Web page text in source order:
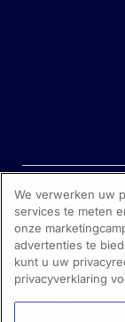
We verwerken uw
services te meten
onze
advertenties te
kunt u uw
privacyverklaring